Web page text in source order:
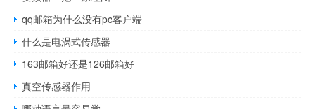
qq邮箱为什么没有pc客户端
什么是电涡式传感器
163邮箱好还是126邮箱好
真空传感器作用